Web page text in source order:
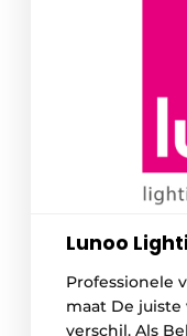
Lunoo
Professionele
maat De
verschil. Als